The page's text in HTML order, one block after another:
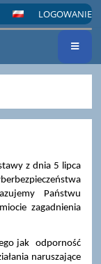
LOGOWANIE
z dnia 5 lipca
Państwu
zagadnienia
jak odporność
naruszające